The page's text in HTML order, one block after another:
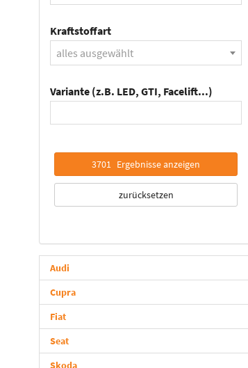
Kraftstoffart
alles ausgewählt
Variante (z.B. LED, GTI, Facelift...)
3701 Ergebnisse anzeigen
zurücksetzen
Audi
Cupra
Fiat
Seat